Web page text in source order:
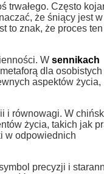
trwałego. Często
że śniący jest w
to znak, że proces ten
W sennikach
dla osobistych
aspektów życia,
i równowagi. W
życia, takich jak
w odpowiednich
precyzji i